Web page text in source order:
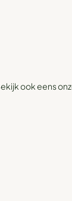
ook eens